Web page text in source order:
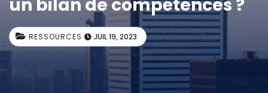
un bilan de compétences ?
RESSOURCES JUIL 19, 2023